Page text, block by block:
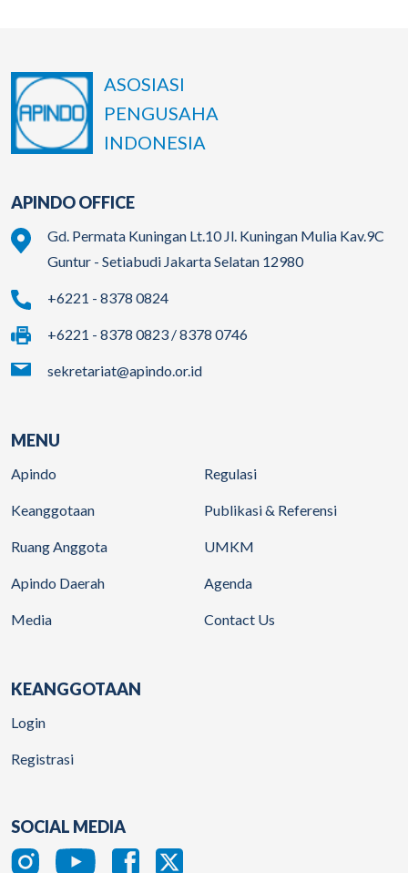
ASOSIASI
PENGUSAHA
INDONESIA
APINDO OFFICE
Gd. Permata Kuningan Lt.10 Jl. Kuningan Mulia Kav.9C
Guntur - Setiabudi Jakarta Selatan 12980
+6221 - 8378 0824
+6221 - 8378 0823 / 8378 0746
sekretariat@apindo.or.id
MENU
Apindo
Keanggotaan
Ruang Anggota
Apindo Daerah
Media
Regulasi
Publikasi & Referensi
UMKM
Agenda
Contact Us
KEANGGOTAAN
Login
Registrasi
SOCIAL MEDIA